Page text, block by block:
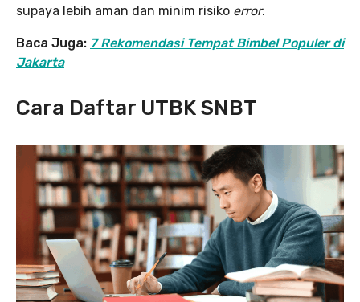
supaya lebih aman dan minim risiko error.
Baca Juga: 7 Rekomendasi Tempat Bimbel Populer di
Jakarta
Cara Daftar UTBK SNBT